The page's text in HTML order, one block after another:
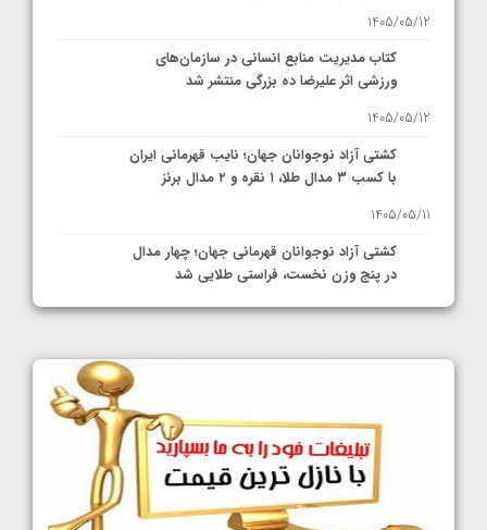
1405/05/12
کتاب مدیریت منابع انسانی در سازمان‌های
ورزشی اثر علیرضا ده بزرگی منتشر شد
1405/05/12
کشتی آزاد نوجوانان جهان؛ نایب قهرمانی ایران
با کسب ۳ مدال طلا، ۱ نقره و ۲ مدال برنز
1405/05/11
کشتی آزاد نوجوانان قهرمانی جهان؛ چهار مدال
در پنج وزن نخست، فراستی طلایی شد
1405/05/11
کشتی آزاد نوجوانان جهان؛ رقبای نمایندگان
ایران مشخص شدند
1405/05/08